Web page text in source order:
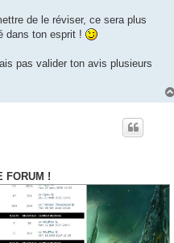
de le réviser, ce sera plus
dans ton esprit !
pas valider ton avis plusieurs
FORUM !